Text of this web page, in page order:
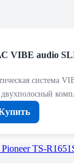
VIBE audio
система
двухполосный